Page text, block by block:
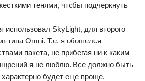
тенями, чтобы подчеркнуть
использовал SkyLight, для второго
типа Omni. Т.е. я обошелся
пакета, не прибегая ни к каким
я не люблю. Все должно быть
будет еще проще.